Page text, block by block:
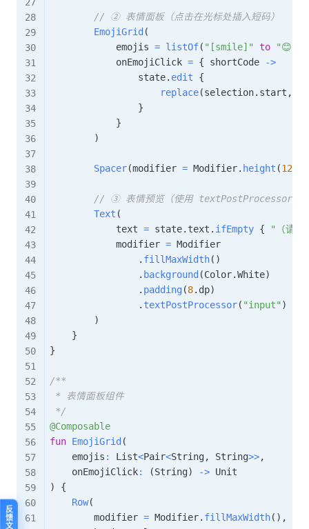
// ② 表情面板（点击在光标处插入短码）
EmojiGrid (
            emojis
= listOf( "[smile]" to "😊"
            onEmojiClick
= { shortCode
->
                state
. edit
{
replace(selection. start ,
}
}
)
Spacer(modifier = Modifier. height (12
// ③ 表情预览（使用 textPostProcessor 修
Text (
            text
= state. text . ifEmpty {
"（请在
            modifier
= Modifier
. fillMaxWidth( )
. background (Color.White)
. padding (8. dp)
. textPostProcessor( "input" )
)
}
}
/**
* 表情面板组件
*/
@Composable
fun EmojiGrid (
    emojis
: List<Pair<String, String>>,
    onEmojiClick
: (String) ->
)
{
Row(
        modifier
= Modifier. fillMaxWidth( ) ,